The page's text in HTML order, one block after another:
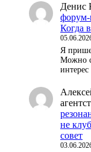
Денис
форум-
Когда
Я
Можно
не
совет